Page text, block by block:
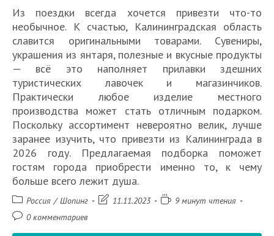
Из поездки всегда хочется привезти что-то
необычное. К счастью, Калининградская область
славится оригинальными товарами. Сувениры,
украшения из янтаря, полезные и вкусные продукты
— всё это наполняет прилавки здешних
туристических лавочек и магазинчиков.
Практически любое изделие местного
производства может стать отличным подарком.
Поскольку ассортимент невероятно велик, лучше
заранее изучить, что привезти из Калининграда в
2026 году. Предлагаемая подборка поможет
гостям города приобрести именно то, к чему
больше всего лежит душа.
Рубрика
записи:
Россия / Шопинг
Запись11.11.2023
Время9 минут чтения
Комментарии
0 комментариев